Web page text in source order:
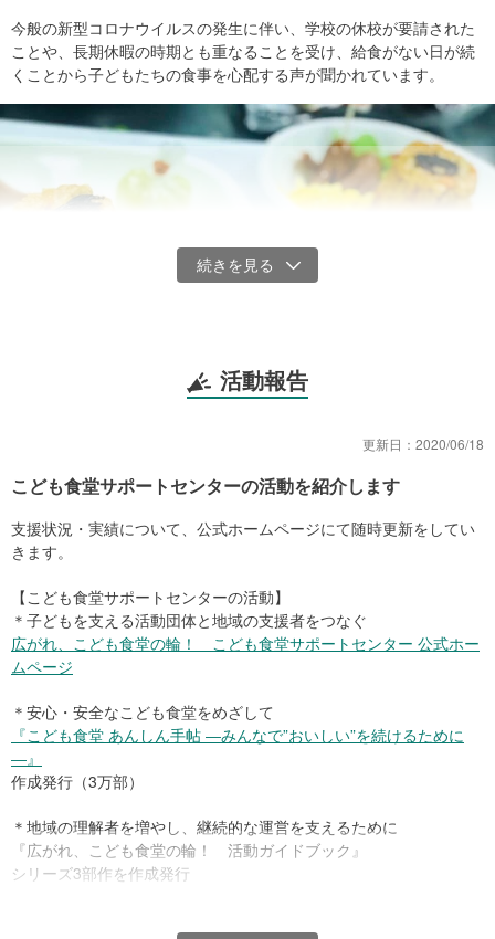
今般の新型コロナウイルスの発生に伴い、学校の休校が要請された
ことや、長期休暇の時期とも重なることを受け、給食がない日が続
くことから子どもたちの食事を心配する声が聞かれています。
給食のない時期は、子どもたちの栄養状態が心配されます
各地のこども食堂など子どもの居場所を運営する団体は、気になる
子どもを個別に受け入れたり、子どもや家庭に届けるための食品を
感染拡大の状況によっては、こうした状況が長期化することも考え
られます。
連携し、新型コロナウイルスに対応してこども食堂など子どもの居
場所を運営する団体に対し、緊急の運営支援を行います。
活動報告
更新日： 2020/06/18
こども食堂サポートセンターの活動を紹介します
支援状況・実績について、公式ホームページにて随時更新をしてい
きます。
【こども食堂サポートセンターの活動】
＊子どもを支える活動団体と地域の支援者をつなぐ
広がれ、こども食堂の輪！ こども食堂サポートセンター 公式ホー
ムページ
＊安心・安全なこども食堂をめざして
『こども食堂 あんしん手帖 ―みんなで”おいしい”を続けるために
―』
作成発行（3万部）
＊地域の理解者を増やし、継続的な運営を支えるために
『広がれ、こども食堂の輪！ 活動ガイドブック』
シリーズ3部作を作成発行